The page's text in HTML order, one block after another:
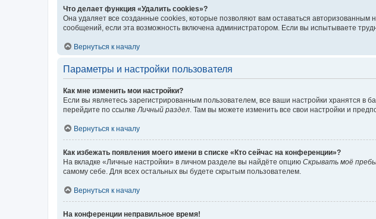
Что делает функция «Удалить cookies»?
Она удаляет все созданные cookies, которые позволяют вам оставаться
сообщений, если эта возможность включена администратором. Если вы испытываете
Вернуться к началу
Параметры и настройки пользователя
Как мне изменить мои настройки?
Если вы являетесь зарегистрированным пользователем, все ваши настройки хранятся
перейдите по ссылкеЛичный раздел. Там вы можете изменить все свои настройки и
Вернуться к началу
Как избежать появления моего имени в списке «Кто сейчас на конференции»?
На вкладке «Личные настройки» в личном разделе вы найдёте опцию Скрывать моё
самому себе. Для всех остальных вы будете скрытым пользователем.
Вернуться к началу
На конференции неправильное время!